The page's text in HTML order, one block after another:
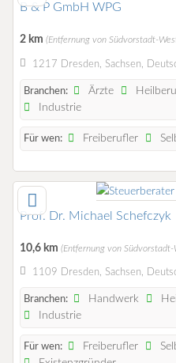
B & P GmbH WPG
2 km (Entfernung von Südvorstadt-
1217 Dresden, Sachsen,
Branchen: Ärzte
Industrie
Für wen: Freiberufler
Prof. Dr. Michael Schefczyk
10,6 km (Entfernung von Südvorstadt-
1109 Dresden, Sachsen,
Branchen: Handwerk
Industrie
Für wen: Freiberufler